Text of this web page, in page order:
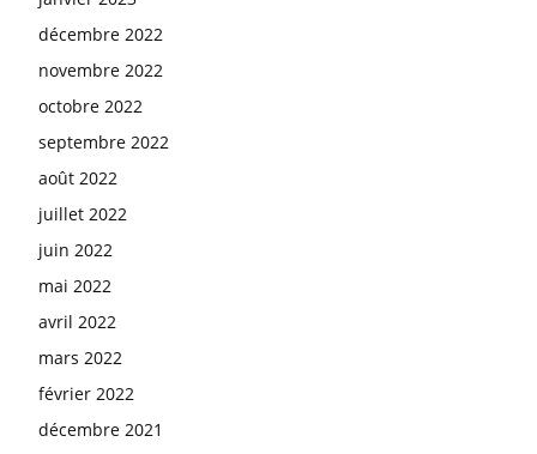
décembre 2022
novembre 2022
octobre 2022
septembre 2022
août 2022
juillet 2022
juin 2022
mai 2022
avril 2022
mars 2022
février 2022
décembre 2021